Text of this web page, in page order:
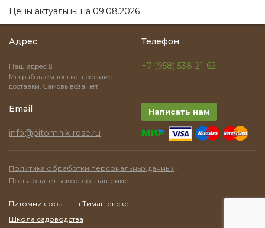
Цены актуальны на 09.08.2026
Адрес
Наш адрес
Мы работаем только в режиме
доставки. Самовывоза нет.
Телефон
+7 (958) 538-21-62
Email
info@pitomnik-rose.ru
Написать нам
Политика обработки персональных данных ·
Пользовательское соглашение
Питомник роз
в Тимашевске
Школа садоводства